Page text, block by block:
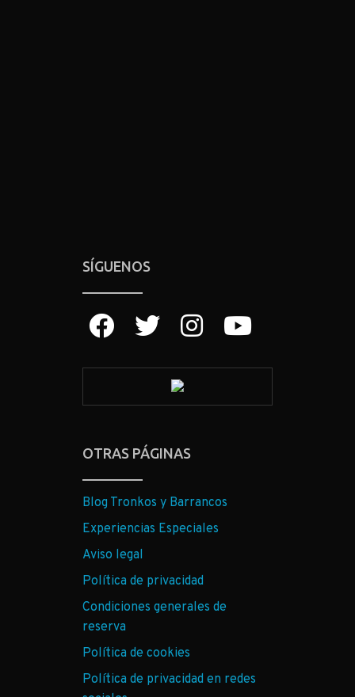
SÍGUENOS
OTRAS PÁGINAS
Blog Tronkos y Barrancos
Experiencias Especiales
Aviso legal
Política de privacidad
Condiciones generales de
reserva
Política de cookies
Política de privacidad en redes